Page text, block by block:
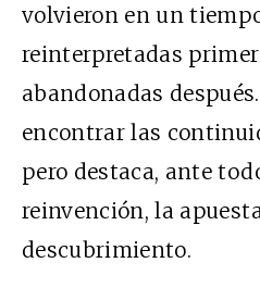
volvieron en un
reinterpretadas
abandonadas
encontrar las
pero destaca, ante
reinvención, la
descubrimiento.